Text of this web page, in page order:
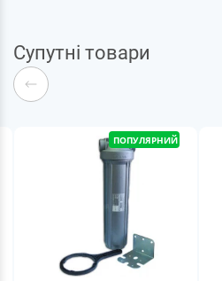
Супутні товари
ПОПУЛЯРНИЙ